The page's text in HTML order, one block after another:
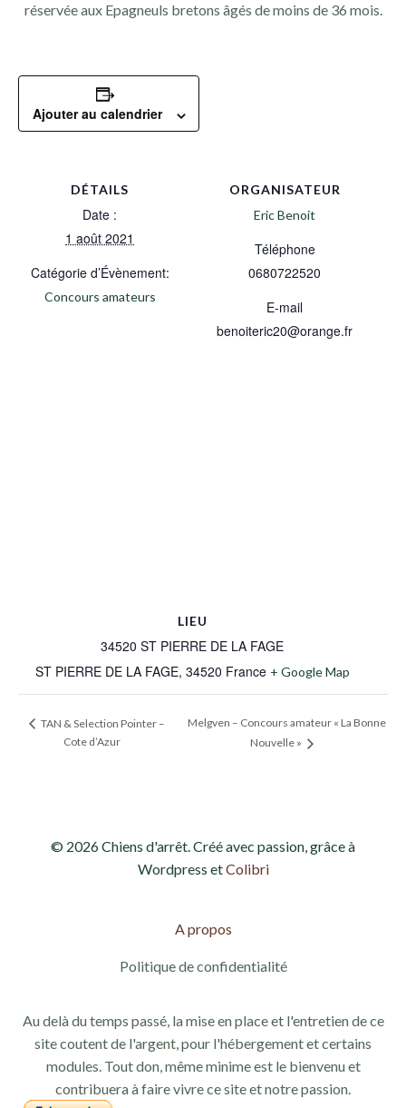
réservée aux Epagneuls bretons âgés de moins de 36 mois.
Ajouter au calendrier
DÉTAILS
Date :
1 août 2021
Catégorie d’Évènement:
Concours amateurs
ORGANISATEUR
Eric Benoit
Téléphone
0680722520
E-mail
benoiteric20@orange.fr
LIEU
34520 ST PIERRE DE LA FAGE
ST PIERRE DE LA FAGE, 34520 France + Google Map
TAN & Selection Pointer –
Cote d’Azur
Melgven – Concours amateur « La Bonne
Nouvelle »
© 2026 Chiens d'arrêt. Créé avec passion, grâce à
Wordpress etColibri
A propos
Politique de confidentialité
Au delà du temps passé, la mise en place et l'entretien de ce
site coutent de l'argent, pour l'hébergement et certains
modules. Tout don, même minime est le bienvenu et
contribuera à faire vivre ce site et notre passion.